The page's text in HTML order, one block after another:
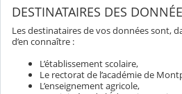
DESTINATAIRES DES
Les destinataires de vos données sont,
d’en connaître :
L’établissement scolaire,
Le rectorat de l’académie de
L’enseignement agricole,